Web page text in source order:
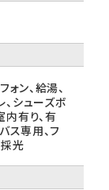
ン、給湯、
、シューズボ
内有り、有
ス専用、フ
採光